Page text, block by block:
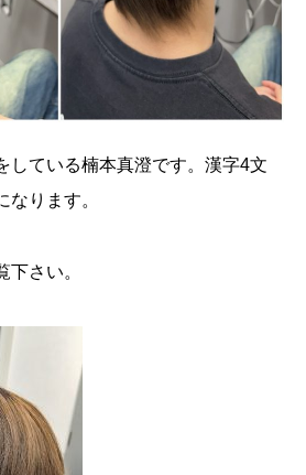
している楠本真澄です。漢字4文
なります。
下さい。